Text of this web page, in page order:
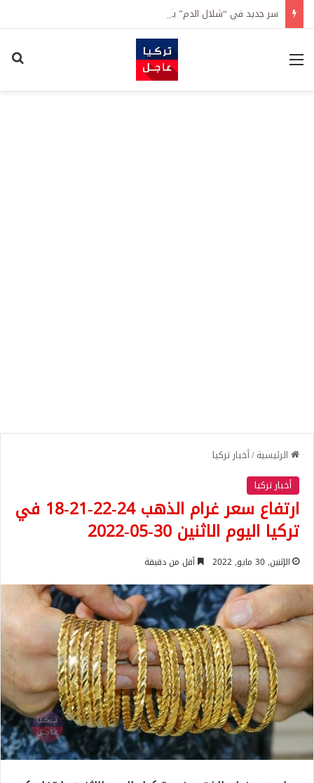
القائمة
الرئيسية/أخبار تركيا
أخبار تركيا
ارتفاع سعر غرام الذهب 24-22-21-18 في
تركيا اليوم الاثنين 30-05-2022
الإثنين, 30 مايو, 2022 أقل من دقيقة